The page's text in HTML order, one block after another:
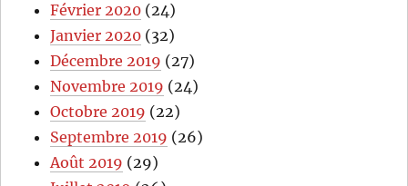
Février 2020 (24)
Janvier 2020 (32)
Décembre 2019 (27)
Novembre 2019 (24)
Octobre 2019 (22)
Septembre 2019 (26)
Août 2019 (29)